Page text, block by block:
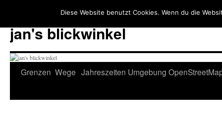
jan's blickwinkel
Zum
Grenzen Wege Jahreszeiten Umgebung
Diese Website benutzt Cookies. Wenn du die